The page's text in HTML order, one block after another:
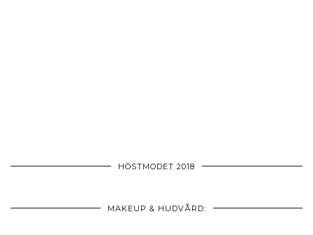
HÖSTMODET 2018
MAKEUP & HUDVÅRD: